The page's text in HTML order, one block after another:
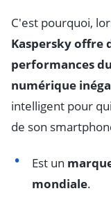
C'est pourquoi,
Kaspersky offre
performances
numérique
intelligent pour
de son
Est un
mondiale.